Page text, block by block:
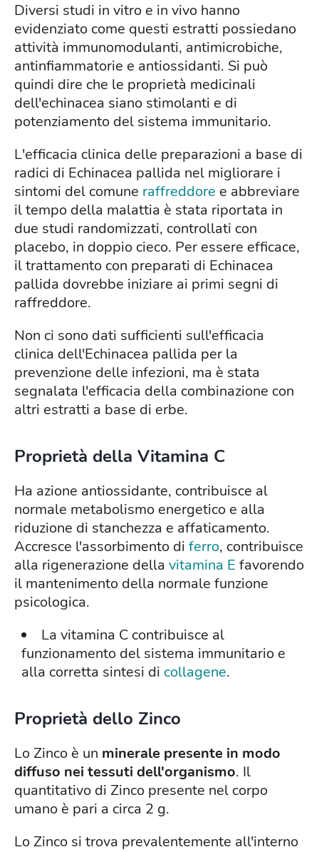
Diversi studi in vitro e in vivo hanno
evidenziato come questi estratti possiedano
attività immunomodulanti, antimicrobiche,
antinfiammatorie e antiossidanti. Si può
quindi dire che le proprietà medicinali
dell'echinacea siano stimolanti e di
potenziamento del sistema immunitario.
L'efficacia clinica delle preparazioni a base di
radici di Echinacea pallida nel migliorare i
sintomi del comune raffreddore e abbreviare
il tempo della malattia è stata riportata in
due studi randomizzati, controllati con
placebo, in doppio cieco. Per essere efficace,
il trattamento con preparati di Echinacea
pallida dovrebbe iniziare ai primi segni di
raffreddore.
Non ci sono dati sufficienti sull'efficacia
clinica dell'Echinacea pallida per la
prevenzione delle infezioni, ma è stata
segnalata l'efficacia della combinazione con
altri estratti a base di erbe.
Proprietà della Vitamina C
Ha azione antiossidante, contribuisce al
normale metabolismo energetico e alla
riduzione di stanchezza e affaticamento.
Accresce l'assorbimento di ferro, contribuisce
alla rigenerazione della vitamina E favorendo
il mantenimento della normale funzione
psicologica.
La vitamina C contribuisce al
funzionamento del sistema immunitario e
alla corretta sintesi di collagene.
Proprietà dello Zinco
Lo Zinco è un minerale presente in modo
diffuso nei tessuti dell'organismo. Il
quantitativo di Zinco presente nel corpo
umano è pari a circa 2 g.
Lo Zinco si trova prevalentemente all'interno